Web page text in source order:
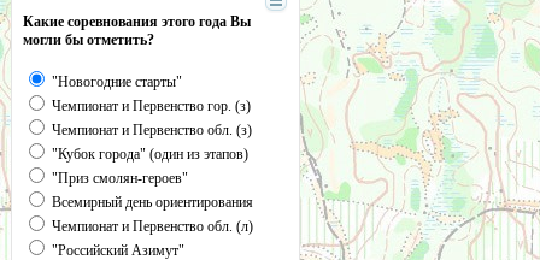
Какие соревнования этого года Вы
могли бы отметить?
"Новогодние старты"
Чемпионат и Первенство гор. (з)
Чемпионат и Первенство обл. (з)
"Кубок города" (один из этапов)
"Приз смолян-героев"
Всемирный день ориентирования
Чемпионат и Первенство обл. (л)
"Российский Азимут"